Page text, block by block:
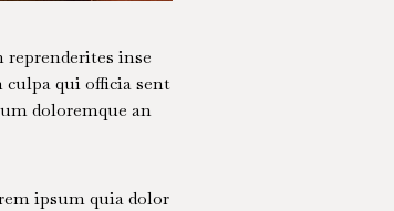
inse
qui officia sent
doloremque an
ipsum quia dolor